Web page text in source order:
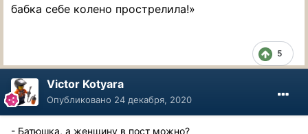
бабка себе колено прострелила!»
5
Victor Kotyara
Опубликовано 24 декабря, 2020
- Батюшка, а женщину в пост можно?